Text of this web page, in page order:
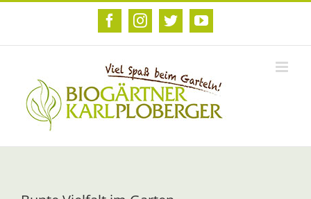
Zum
FacebookInstagram
TwitterYouTube